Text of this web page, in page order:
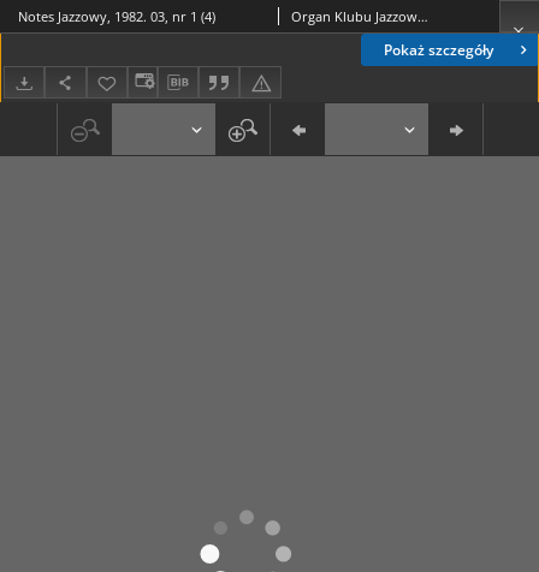
Pokaż szczegóły
Notes Jazzowy, 1982. 03, nr 1 (4) Organ Klubu Jazzowego "Rotunda"